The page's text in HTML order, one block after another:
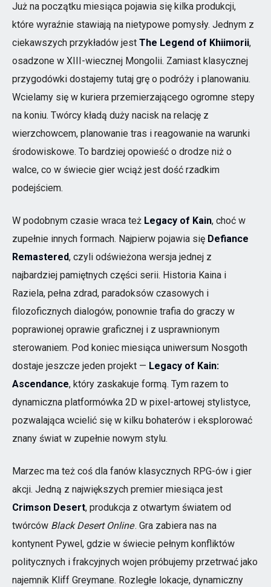
Już na początku miesiąca pojawia się kilka produkcji,
które wyraźnie stawiają na nietypowe pomysły. Jednym z
ciekawszych przykładów jest The Legend of Khiimorii,
osadzone w XIII-wiecznej Mongolii. Zamiast klasycznej
przygodówki dostajemy tutaj grę o podróży i planowaniu.
Wcielamy się w kuriera przemierzającego ogromne stepy
na koniu. Twórcy kładą duży nacisk na relację z
wierzchowcem, planowanie tras i reagowanie na warunki
środowiskowe. To bardziej opowieść o drodze niż o
walce, co w świecie gier wciąż jest dość rzadkim
podejściem.
W podobnym czasie wraca też Legacy of Kain, choć w
zupełnie innych formach. Najpierw pojawia się Defiance
Remastered, czyli odświeżona wersja jednej z
najbardziej pamiętnych części serii. Historia Kaina i
Raziela, pełna zdrad, paradoksów czasowych i
filozoficznych dialogów, ponownie trafia do graczy w
poprawionej oprawie graficznej i z usprawnionym
sterowaniem. Pod koniec miesiąca uniwersum Nosgoth
dostaje jeszcze jeden projekt — Legacy of Kain:
Ascendance, który zaskakuje formą. Tym razem to
dynamiczna platformówka 2D w pixel-artowej stylistyce,
pozwalająca wcielić się w kilku bohaterów i eksplorować
znany świat w zupełnie nowym stylu.
Marzec ma też coś dla fanów klasycznych RPG-ów i gier
akcji. Jedną z największych premier miesiąca jest
Crimson Desert, produkcja z otwartym światem od
twórców Black Desert Online. Gra zabiera nas na
kontynent Pywel, gdzie w świecie pełnym konfliktów
politycznych i frakcyjnych wojen próbujemy przetrwać jako
najemnik Kliff Greymane. Rozległe lokacje, dynamiczny